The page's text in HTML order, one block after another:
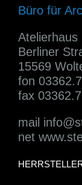
Büro für
Atelierhaus
Berliner
15569
fon
fax
mail
net